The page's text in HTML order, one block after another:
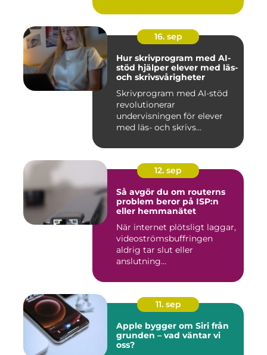
16. sep
Hur skrivprogram med AI-
stöd hjälper elever med läs-
och skrivsvårigheter
Skrivprogram med AI-stöd
revolutionerar
undervisningen för elever
med läs- och skrivs...
12. sep
Så avgör du om routerns
problem beror på ISP:n
eller hemmanätet
När internet plötsligt laggar,
videoströmsbuffringen
aldrig tar slut eller
anslutning...
11. sep
Apple bygger om Siri från
grunden – vad väntar vi
oss?